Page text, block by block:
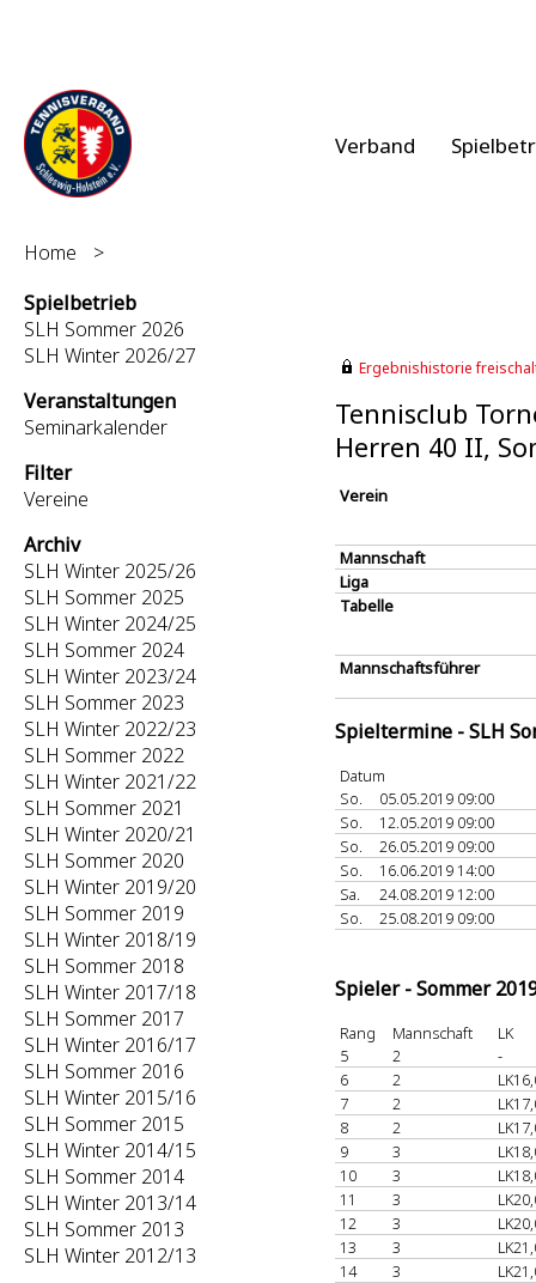
Verband
Home
>
Spielbetrieb
SLH Sommer 2026
SLH Winter 2026/27
Veranstaltungen
Seminarkalender
Filter
Vereine
Archiv
SLH Winter 2025/26
SLH Sommer 2025
SLH Winter 2024/25
SLH Sommer 2024
SLH Winter 2023/24
SLH Sommer 2023
SLH Winter 2022/23
SLH Sommer 2022
SLH Winter 2021/22
SLH Sommer 2021
SLH Winter 2020/21
SLH Sommer 2020
SLH Winter 2019/20
SLH Sommer 2019
SLH Winter 2018/19
SLH Sommer 2018
SLH Winter 2017/18
SLH Sommer 2017
SLH Winter 2016/17
SLH Sommer 2016
SLH Winter 2015/16
SLH Sommer 2015
SLH Winter 2014/15
SLH Sommer 2014
SLH Winter 2013/14
SLH Sommer 2013
SLH Winter 2012/13
Ergebnishistorie
Tennisclub
Herren 40 II,
Verein
Mannschaft
Liga
Tabelle
Mannschaftsführer
Spieltermine - SLH
Datum
So.
05.05.2019 09:00
So.
12.05.2019 09:00
So.
26.05.2019 09:00
So.
16.06.2019 14:00
Sa.
24.08.2019 12:00
So.
25.08.2019 09:00
Spieler - Sommer
Rang Mannschaft
LK
5
2
-
6
2
7
2
8
2
9
3
10
3
11
3
12
3
13
3
14
3